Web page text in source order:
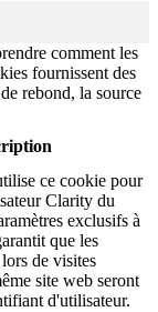
comment les
fournissent des
rebond, la source
ce cookie pour
Clarity du
exclusifs à
que les
de visites
site web seront
d'utilisateur.